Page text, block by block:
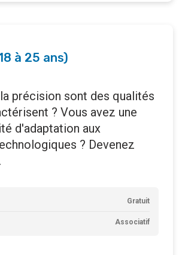
à 25 ans)
précision sont des qualités
? Vous avez une
d'adaptation aux
? Devenez
Gratuit
Associatif